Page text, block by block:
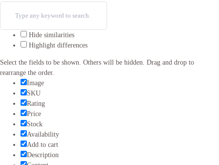
Hide similarities
Highlight differences
Select the fields to be shown. Others will be hidden. Drag and drop to
rearrange the order.
Image
SKU
Rating
Price
Stock
Availability
Add to cart
Description